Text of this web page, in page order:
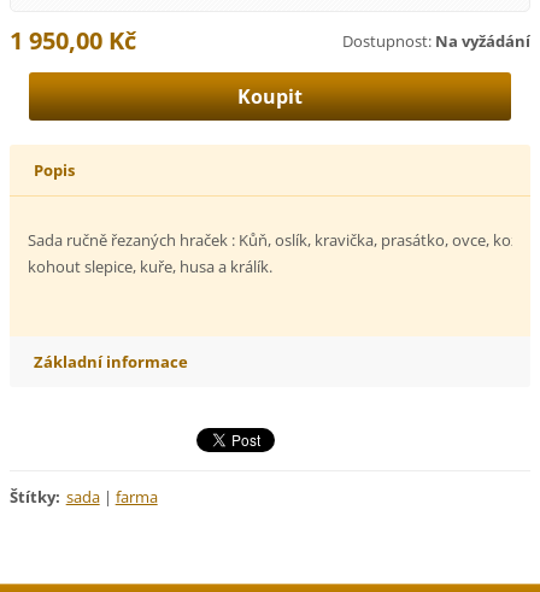
Dostupnost: Na vyžádání
1 950,00 Kč
Popis
Sada ručně řezaných hraček : Kůň, oslík, kravička, prasátko, ovce, koza,
kohout slepice, kuře, husa a králík.
Základní informace
Štítky: sada | farma